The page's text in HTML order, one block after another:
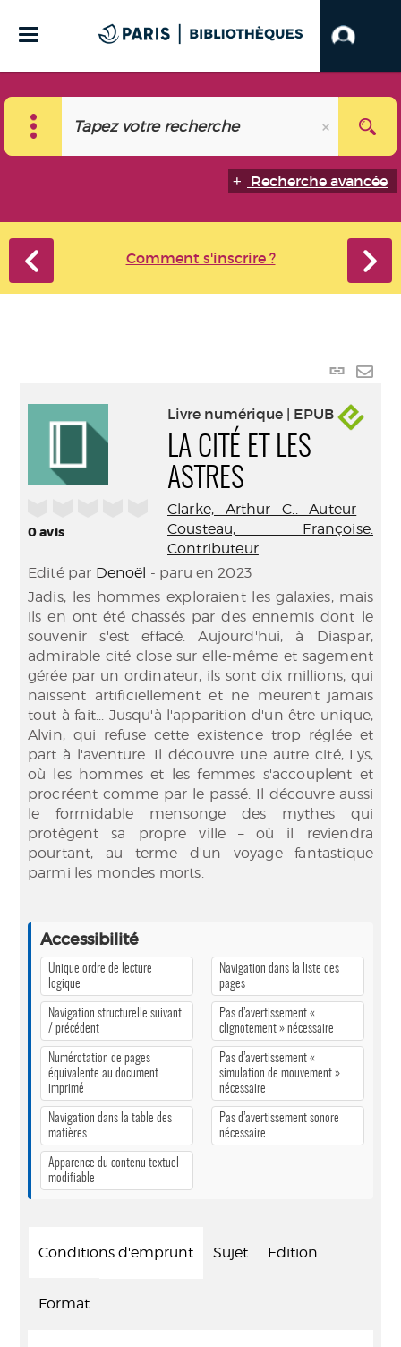
Recherche avancée
Comment s'inscrire ?
Lien
0avis
Livre numérique | EPUB
LA CITÉ ET LES
ASTRES
Clarke, Arthur C.. Auteur -
Cousteau, Françoise.
Contributeur
Edité par Denoël - paru en 2023
Jadis, les hommes exploraient les galaxies, mais
ils en ont été chassés par des ennemis dont le
souvenir s'est effacé. Aujourd'hui, à Diaspar,
admirable cité close sur elle-même et sagement
gérée par un ordinateur, ils sont dix millions, qui
naissent artificiellement et ne meurent jamais
tout à fait... Jusqu'à l'apparition d'un être unique,
Alvin, qui refuse cette existence trop réglée et
part à l'aventure. Il découvre une autre cité, Lys,
où les hommes et les femmes s'accouplent et
procréent comme par le passé. Il découvre aussi
le formidable mensonge des mythes qui
protègent sa propre ville – où il reviendra
pourtant, au terme d'un voyage fantastique
parmi les mondes morts.
Accessibilité
Unique ordre de lecture
logique
Navigation structurelle suivant
/ précédent
Numérotation de pages
équivalente au document
imprimé
Navigation dans la table des
matières
Apparence du contenu textuel
modifiable
Navigation dans la liste des
pages
Pas d’avertissement «
clignotement » nécessaire
Pas d’avertissement «
simulation de mouvement »
nécessaire
Pas d’avertissement sonore
nécessaire
Conditions d'emprunt Sujet Edition
Format